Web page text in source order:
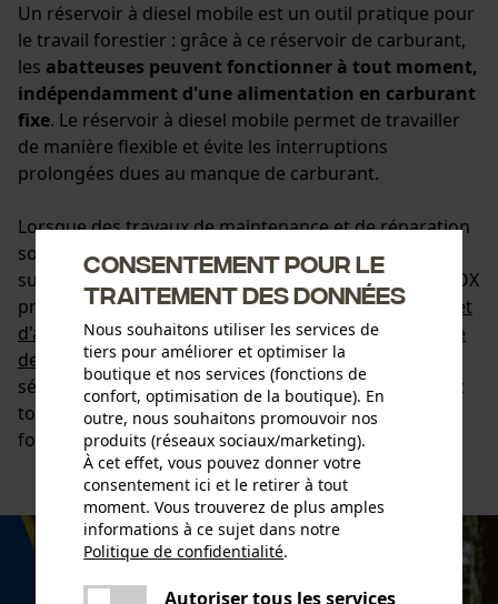
Un réservoir à diesel mobile est un outil pratique pour
le travail forestier : grâce à ce réservoir de carburant,
les abatteuses peuvent fonctionner à tout moment,
indépendamment d'une alimentation en carburant
fixe. Le réservoir à diesel mobile permet de travailler
de manière flexible et évite les interruptions
prolongées dues au manque de carburant.
Lorsque des travaux de maintenance et de réparation
sont nécessaires sur l'abatteuse ou que du matériel
supplémentaire est requis pour le travail forestier, KOX
propose une large gammed'outils pour abatteuses et
d'accessoires d'entretien. Del'accessoire hydraulique
de haute qualité pour les abatteuses à une large
sélection delubrifiants et carburants, vous trouverez
tout ce dont vous avez besoin pour travailler dans la
forêt.
Consentement pour le
traitement des données
Nous souhaitons utiliser les services de
tiers pour améliorer et optimiser la
boutique et nos services (fonctions de
confort, optimisation de la boutique). En
outre, nous souhaitons promouvoir nos
produits (réseaux sociaux/marketing).
À cet effet, vous pouvez donner votre
consentement ici et le retirer à tout
moment. Vous trouverez de plus amples
informations à ce sujet dans notre
Politique de confidentialité.
Autoriser tous les services
Une erreur s'est produite. Veuillez
partager